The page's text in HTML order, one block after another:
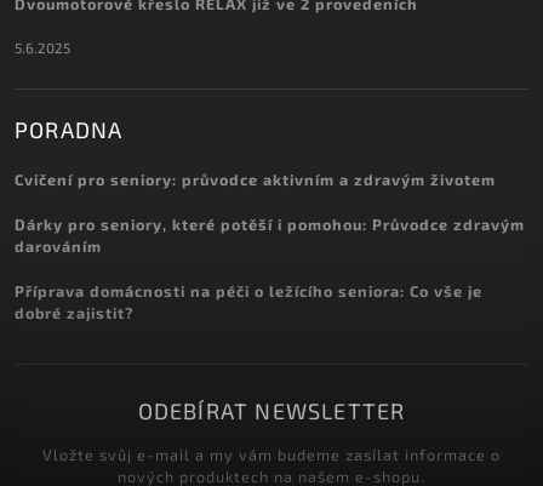
Dvoumotorové křeslo RELAX již ve 2 provedeních
5.6.2025
PORADNA
Cvičení pro seniory: průvodce aktivním a zdravým životem
Dárky pro seniory, které potěší i pomohou: Průvodce zdravým
darováním
Příprava domácnosti na péči o ležícího seniora: Co vše je
dobré zajistit?
ODEBÍRAT NEWSLETTER
Vložte svůj e-mail a my vám budeme zasílat informace o
nových produktech na našem e-shopu.